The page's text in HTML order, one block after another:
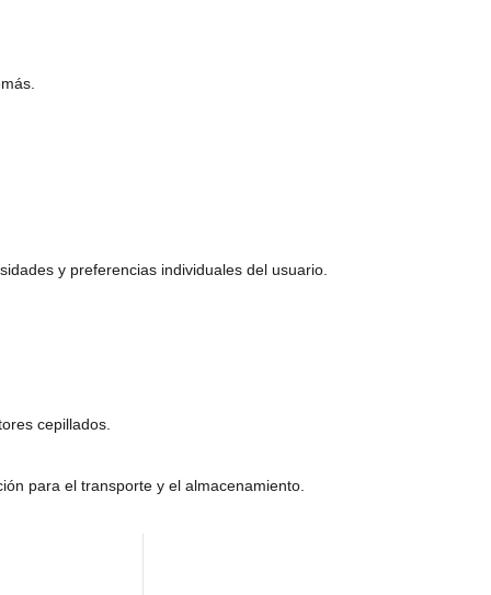
y preferencias individuales del usuario.
cepillados.
para el transporte y el almacenamiento.